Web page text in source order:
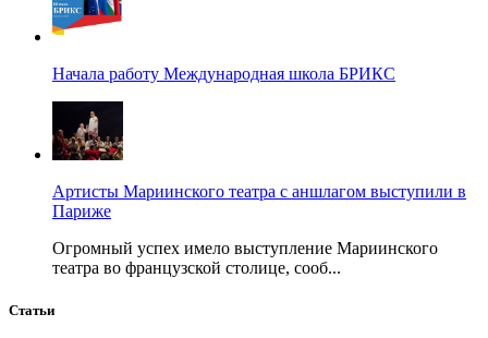
Начала работу Международная школа БРИКС
Артисты Мариинского театра с аншлагом выступили в
Париже
Огромный успех имело выступление Мариинского
театра во французской столице, сооб...
Статьи